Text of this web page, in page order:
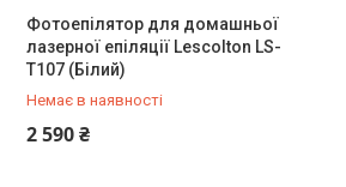
Фотоепілятор для домашньої
лазерної епіляції Lescolton LS-
T107 (Білий)
Немає в наявності
2 590 ₴
+380 (50) 432-84-83